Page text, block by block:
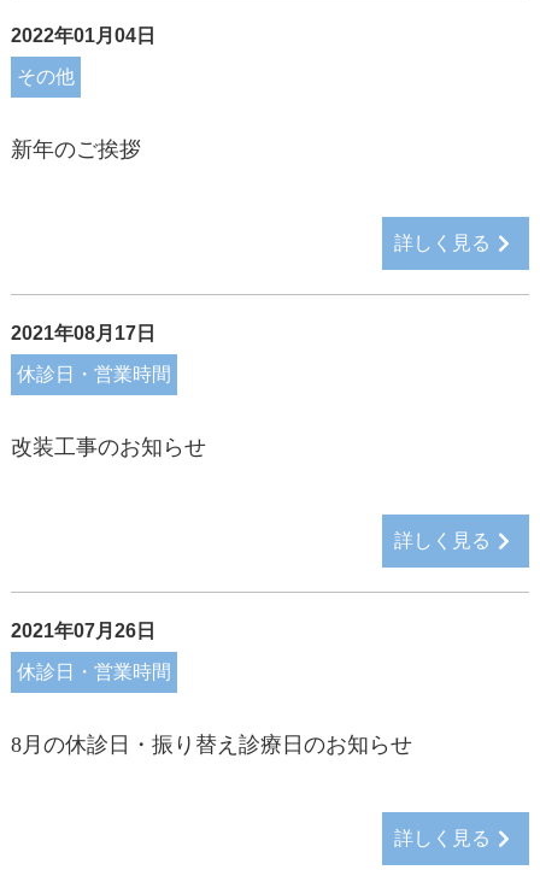
2022年01月04日
その他
新年のご挨拶
詳しく見る
2021年08月17日
休診日・営業時間
改装工事のお知らせ
詳しく見る
2021年07月26日
休診日・営業時間
8月の休診日・振り替え診療日のお知らせ
詳しく見る